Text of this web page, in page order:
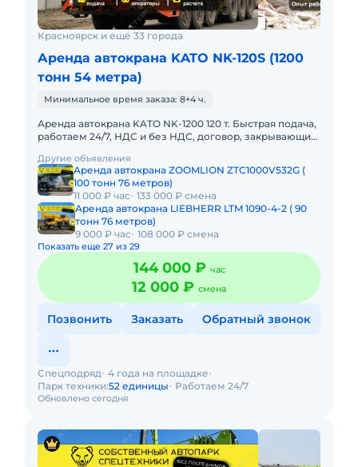
Красноярск и ещё 33 города
Аренда автокрана KATO NK-120S (1200
тонн 54 метра)
Минимальное время заказа: 8+4 ч.
Аренда автокрана KATO NK-1200 120 т. Быстрая подача,
работаем 24/7, НДС и без НДС, договор, закрывающие
ТОННПредос
Другие объявления
Аренда автокрана ZOOMLION ZTC1000V532G (
100 тонн 76 метров)
11 000 ₽ час 133 000 ₽ смена
Аренда автокрана LIEBHERR LTM 1090-4-2 ( 90
тонн 76 метров)
9 000 ₽ час 108 000 ₽ смена
Показать еще 27 из 29
144 000 ₽ час
12 000 ₽ смена
Позвонить Заказать Обратный звонок
Обновлено сегодня
Спецподряд 4 года на площадке
Парк техники:52 единицы Работаем 24/7